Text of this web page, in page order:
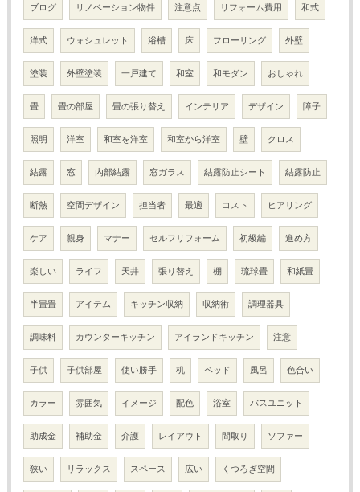
ブログ リノベーション物件 注意点 リフォーム費用 和式
洋式 ウォシュレット 浴槽 床 フローリング 外壁
塗装 外壁塗装 一戸建て 和室 和モダン おしゃれ
畳 畳の部屋 畳の張り替え インテリア デザイン 障子
照明 洋室 和室を洋室 和室から洋室 壁 クロス
結露 窓 内部結露 窓ガラス 結露防止シート 結露防止
断熱 空間デザイン 担当者 最適 コスト ヒアリング
ケア 親身 マナー セルフリフォーム 初級編 進め方
楽しい ライフ 天井 張り替え 棚 琉球畳 和紙畳
半畳畳 アイテム キッチン収納 収納術 調理器具
調味料 カウンターキッチン アイランドキッチン 注意
子供 子供部屋 使い勝手 机 ベッド 風呂 色合い
カラー 雰囲気 イメージ 配色 浴室 バスユニット
助成金 補助金 介護 レイアウト 間取り ソファー
狭い リラックス スペース 広い くつろぎ空間